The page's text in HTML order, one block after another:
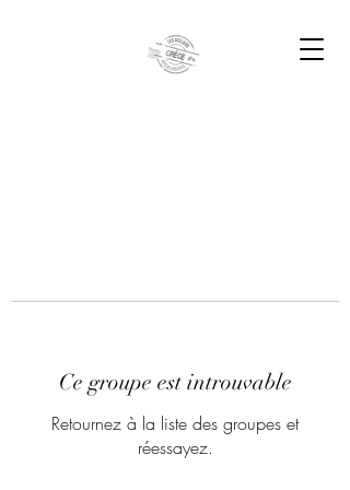
Ce groupe est introuvable
Retournez à la liste des groupes et
réessayez.